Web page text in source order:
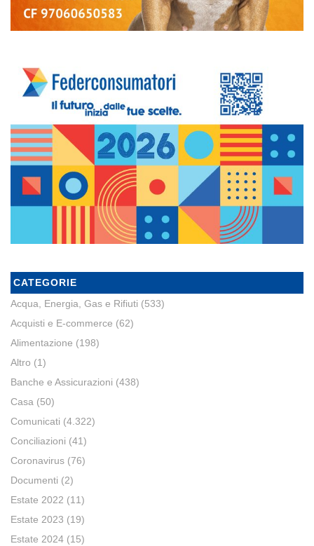
CATEGORIE
Acqua, Energia, Gas e Rifiuti (533)
Acquisti e E-commerce (62)
Alimentazione (198)
Altro (1)
Banche e Assicurazioni (438)
Casa (50)
Comunicati (4.322)
Conciliazioni (41)
Coronavirus (76)
Documenti (2)
Estate 2022 (11)
Estate 2023 (19)
Estate 2024 (15)